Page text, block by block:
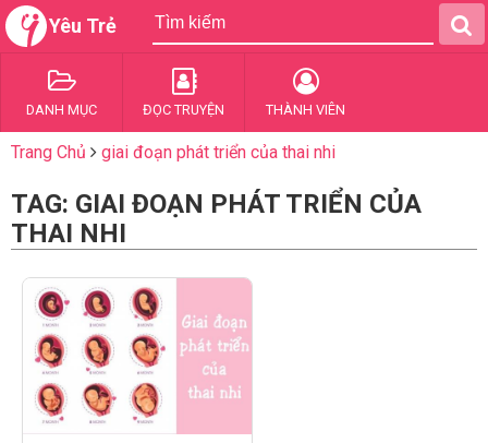
Yêu Trẻ
DANH MỤC ĐỌC TRUYỆN THÀNH VIÊN
Trang Chủ giai đoạn phát triển của thai nhi
TAG: GIAI ĐOẠN PHÁT TRIỂN CỦA
THAI NHI